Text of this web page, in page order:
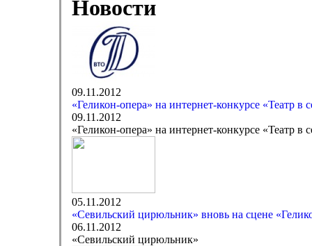
Новости
09.11.2012
«Геликон-опера» на интернет-конкурсе «Театр в
09.11.2012
«Геликон-опера» на интернет-конкурсе «Театр в
05.11.2012
«Севильский цирюльник» вновь на сцене
06.11.2012
«Севильский цирюльник»